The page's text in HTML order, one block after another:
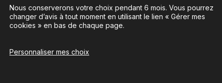
La vente d’alcool est interdite aux mineurs - L’abus
avec modération
Nous conserverons votre choix pendant 6 mois. Vous pourrez
changer d’avis à tout moment en utilisant le lien « Gérer mes
cookies » en bas de chaque page.
Personnaliser mes choix